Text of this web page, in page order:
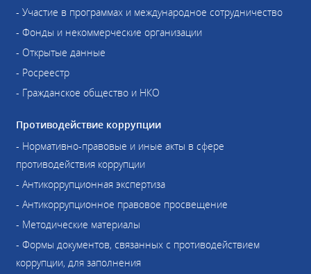
- Участие в программах и международное сотрудничество
- Фонды и некоммерческие организации
- Открытые данные
- Росреестр
- Гражданское общество и НКО
Противодействие коррупции
- Нормативно-правовые и иные акты в сфере
противодействия коррупции
- Антикоррупционная экспертиза
- Антикоррупционное правовое просвещение
- Методические материалы
- Формы документов, связанных с противодействием
коррупции, для заполнения